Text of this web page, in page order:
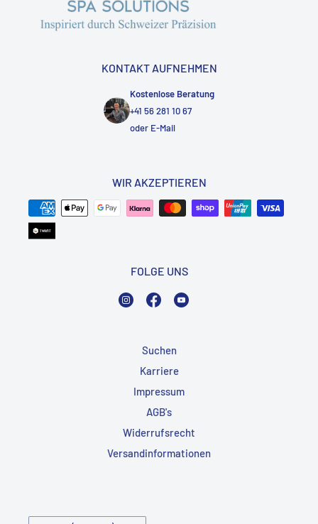
KONTAKT AUFNEHMEN
Kostenlose Beratung
+41 56 281 10 67
oder E-Mail
WIR AKZEPTIEREN
FOLGE UNS
InstagramFacebook
Suchen
Karriere
Impressum
AGB's
Widerrufsrecht
Versandinformationen